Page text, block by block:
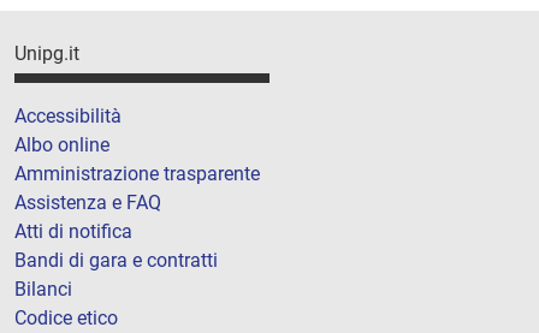
Unipg.it
Accessibilità
Albo online
Amministrazione trasparente
Assistenza e FAQ
Atti di notifica
Bandi di gara e contratti
Bilanci
Codice etico